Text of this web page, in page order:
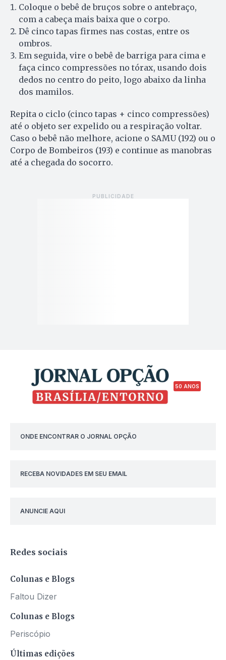
Coloque o bebê de bruços sobre o antebraço,
com a cabeça mais baixa que o corpo.
Dê cinco tapas firmes nas costas, entre os
ombros.
Em seguida, vire o bebê de barriga para cima e
faça cinco compressões no tórax, usando dois
dedos no centro do peito, logo abaixo da linha
dos mamilos.
Repita o ciclo (cinco tapas + cinco compressões)
até o objeto ser expelido ou a respiração voltar.
Caso o bebê não melhore, acione o SAMU (192) ou o
Corpo de Bombeiros (193) e continue as manobras
até a chegada do socorro.
50 ANOS
ONDE ENCONTRAR O JORNAL OPÇÃO
RECEBA NOVIDADES EM SEU EMAIL
ANUNCIE AQUI
Redes sociais
Colunas e Blogs
Faltou Dizer
Colunas e Blogs
Periscópio
Últimas edições